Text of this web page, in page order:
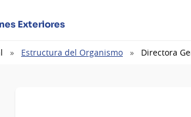
Exteriores
Estructura del Organismo Directora